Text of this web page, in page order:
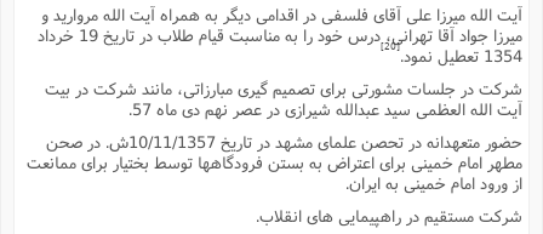
آیت الله میرزا على آقاى فلسفى در اقدامى دیگر به همراه آیت الله مروارید و
میرزا جواد آقا تهرانى، درس خود را به مناسبت قیام طلاب در تاریخ 19 خرداد
1354 تعطیل نمود.
شرکت در جلسات مشورتى براى تصمیم گیرى مبارزاتى، مانند شرکت در بیت
آیت الله العظمى سید عبدالله شیرازى در عصر نهم دى ماه 57.
حضور متعهدانه در تحصن علماى مشهد در تاریخ 10/11/1357ش. در صحن
مطهر امام خمینى براى اعتراض به بستن فرودگاهها توسط بختیار براى ممانعت
از ورود امام خمینى به ایران.
شرکت مستقیم در راهپیمایى هاى انقلاب.